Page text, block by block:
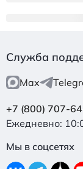
Служба
Max
+7 (800) 707-
Ежедневно:
Мы в соцсетях